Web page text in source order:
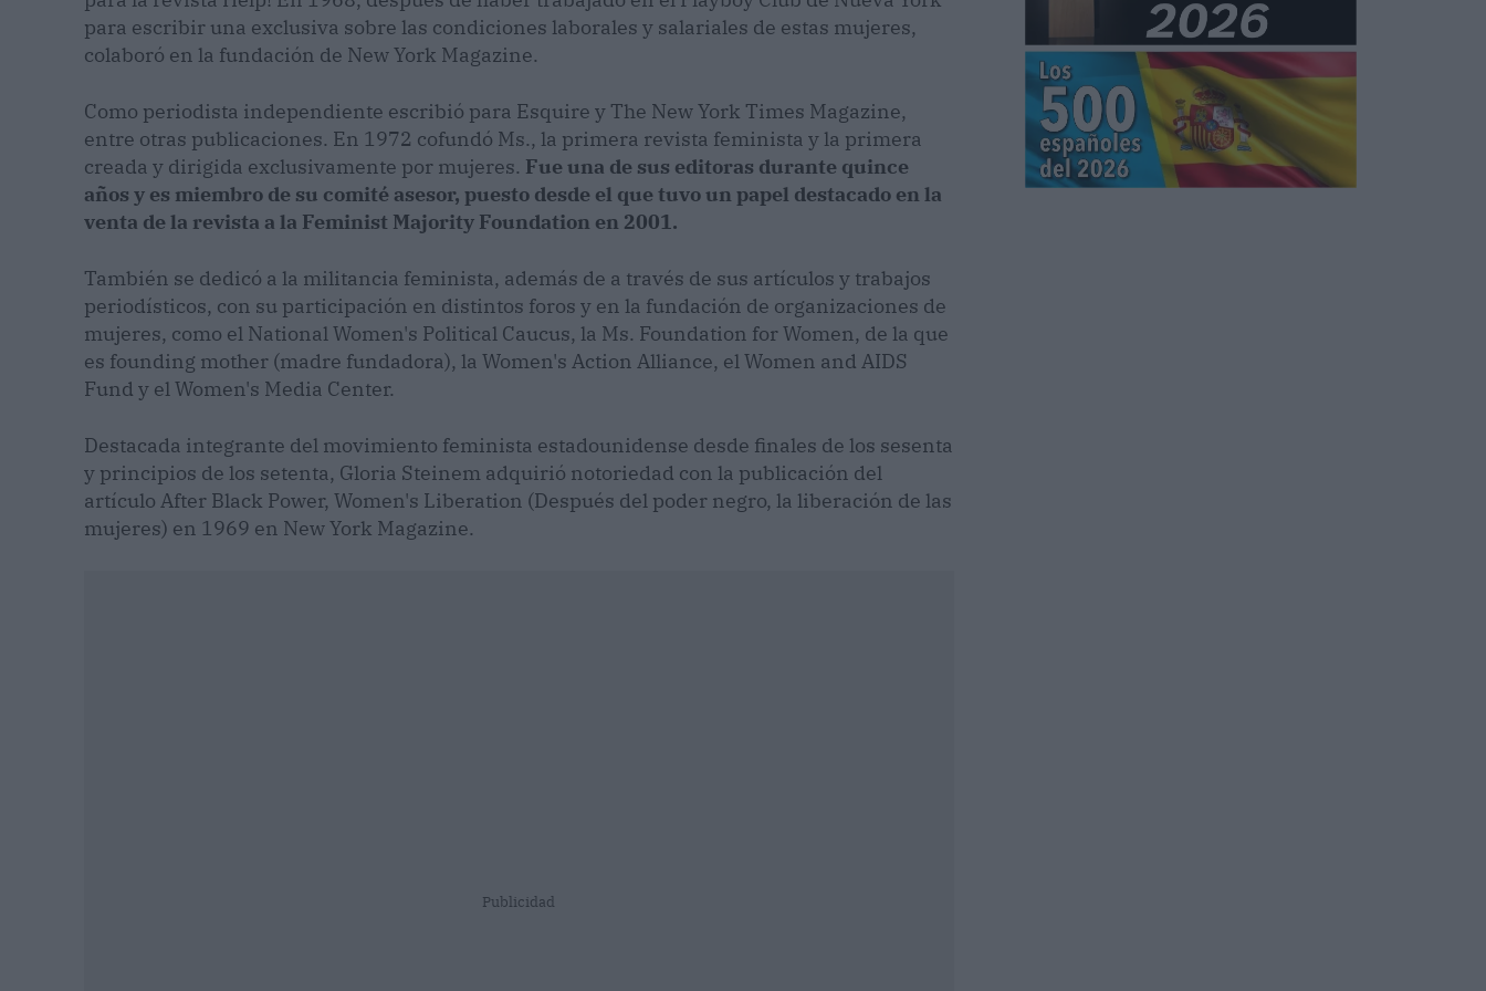
para escribir una exclusiva sobre las condiciones laborales y salariales de estas mujeres,
colaboró en la fundación de New York Magazine.
Como periodista independiente escribió para Esquire y The New York Times Magazine,
entre otras publicaciones. En 1972 cofundó Ms., la primera revista feminista y la primera
creada y dirigida exclusivamente por mujeres. Fue una de sus editoras durante quince
años y es miembro de su comité asesor, puesto desde el que tuvo un papel destacado en la
venta de la revista a la Feminist Majority Foundation en 2001.
También se dedicó a la militancia feminista, además de a través de sus artículos y trabajos
periodísticos, con su participación en distintos foros y en la fundación de organizaciones de
mujeres, como el National Women's Political Caucus, la Ms. Foundation for Women, de la que
es founding mother (madre fundadora), la Women's Action Alliance, el Women and AIDS
Fund y el Women's Media Center.
Destacada integrante del movimiento feminista estadounidense desde finales de los sesenta
y principios de los setenta, Gloria Steinem adquirió notoriedad con la publicación del
artículo After Black Power, Women's Liberation (Después del poder negro, la liberación de las
mujeres) en 1969 en New York Magazine.
Publicidad